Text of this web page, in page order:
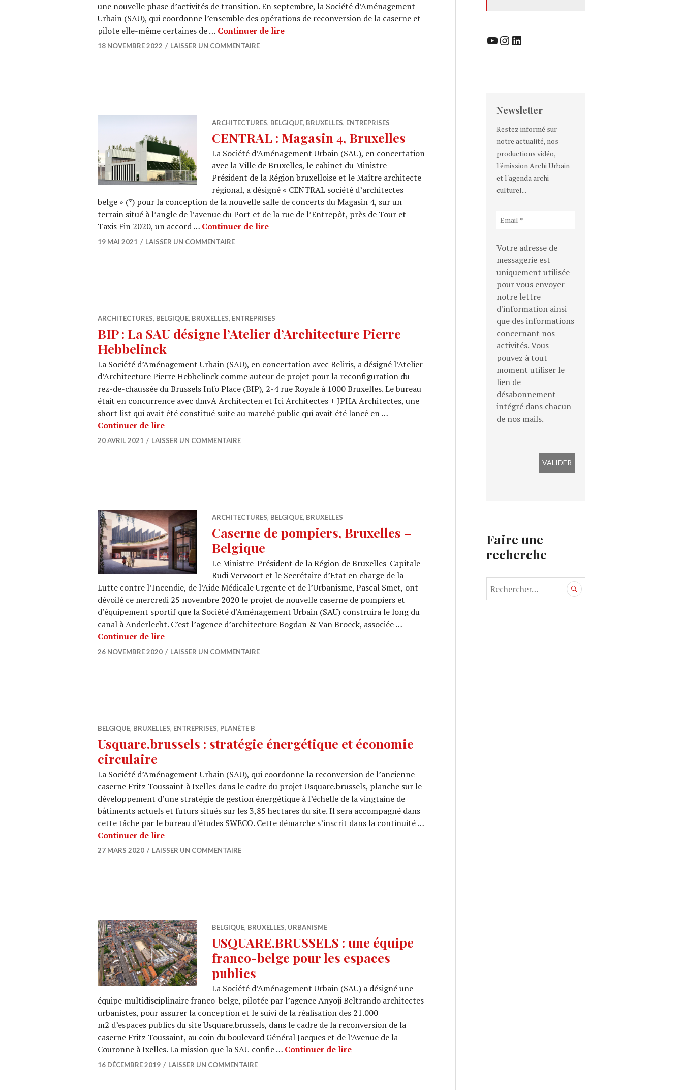
une nouvelle phase d’activités de transition. En septembre, la Société d’Aménagement
Urbain (SAU), qui coordonne l’ensemble des opérations de reconversion de la caserne et
pilote elle-même certaines de … Continuer de lireUSQUARE.BRUSSELS : nouvelles étapes et nouvelle phase d’occupations temporaires
18 NOVEMBRE 2022 LAISSER UN COMMENTAIRE
ARCHITECTURES, BELGIQUE, BRUXELLES, ENTREPRISES
CENTRAL : Magasin 4, Bruxelles
La Société d’Aménagement Urbain (SAU), en concertation
avec la Ville de Bruxelles, le cabinet du Ministre-
Président de la Région bruxelloise et le Maître architecte
régional, a désigné « CENTRAL société d’architectes
belge » (*) pour la conception de la nouvelle salle de concerts du Magasin 4, sur un
terrain situé à l’angle de l’avenue du Port et de la rue de l’Entrepôt, près de Tour et
Taxis Fin 2020, un accord … Continuer de lireCENTRAL : Magasin 4, Bruxelles
19 MAI 2021 LAISSER UN COMMENTAIRE
ARCHITECTURES, BELGIQUE, BRUXELLES, ENTREPRISES
BIP : La SAU désigne l’Atelier d’Architecture Pierre
Hebbelinck
La Société d’Aménagement Urbain (SAU), en concertation avec Beliris, a désigné l’Atelier
d’Architecture Pierre Hebbelinck comme auteur de projet pour la reconfiguration du
rez-de-chaussée du Brussels Info Place (BIP), 2-4 rue Royale à 1000 Bruxelles. Le bureau
était en concurrence avec dmvA Architecten et Ici Architectes + JPHA Architectes, une
short list qui avait été constitué suite au marché public qui avait été lancé en …
Continuer de lireBIP : La SAU désigne l’Atelier d’Architecture Pierre Hebbelinck
20 AVRIL 2021 LAISSER UN COMMENTAIRE
ARCHITECTURES, BELGIQUE, BRUXELLES
Caserne de pompiers, Bruxelles –
Belgique
Le Ministre-Président de la Région de Bruxelles-Capitale
Rudi Vervoort et le Secrétaire d’Etat en charge de la
Lutte contre l’Incendie, de l’Aide Médicale Urgente et de l’Urbanisme, Pascal Smet, ont
dévoilé ce mercredi 25 novembre 2020 le projet de nouvelle caserne de pompiers et
d’équipement sportif que la Société d’Aménagement Urbain (SAU) construira le long du
canal à Anderlecht. C’est l’agence d’architecture Bogdan & Van Broeck, associée …
Continuer de lireCaserne de pompiers, Bruxelles – Belgique
26 NOVEMBRE 2020 LAISSER UN COMMENTAIRE
BELGIQUE, BRUXELLES, ENTREPRISES, PLANÈTE B
Usquare.brussels : stratégie énergétique et économie
circulaire
La Société d’Aménagement Urbain (SAU), qui coordonne la reconversion de l’ancienne
caserne Fritz Toussaint à Ixelles dans le cadre du projet Usquare.brussels, planche sur le
développement d’une stratégie de gestion énergétique à l’échelle de la vingtaine de
bâtiments actuels et futurs situés sur les 3,85 hectares du site. Il sera accompagné dans
cette tâche par le bureau d’études SWECO. Cette démarche s’inscrit dans la continuité …
Continuer de lireUsquare.brussels : stratégie énergétique et économie circulaire
27 MARS 2020 LAISSER UN COMMENTAIRE
BELGIQUE, BRUXELLES, URBANISME
USQUARE.BRUSSELS : une équipe
franco-belge pour les espaces
publics
La Société d’Aménagement Urbain (SAU) a désigné une
équipe multidisciplinaire franco-belge, pilotée par l’agence Anyoji Beltrando architectes
urbanistes, pour assurer la conception et le suivi de la réalisation des 21.000
m2 d’espaces publics du site Usquare.brussels, dans le cadre de la reconversion de la
caserne Fritz Toussaint, au coin du boulevard Général Jacques et de l’Avenue de la
Couronne à Ixelles. La mission que la SAU confie … Continuer de lireUSQUARE.BRUSSELS : une équipe franco-belge pour les espaces publics
16 DÉCEMBRE 2019 LAISSER UN COMMENTAIRE
YouTube InstagramLinkedIn
Newsletter
Restez informé sur
notre actualité, nos
productions vidéo,
l'émission Archi Urbain
et l'agenda archi-
culturel...
Votre adresse de
messagerie est
uniquement utilisée
pour vous envoyer
notre lettre
d'information ainsi
que des informations
concernant nos
activités. Vous
pouvez à tout
moment utiliser le
lien de
désabonnement
intégré dans chacun
de nos mails.
Faire une
recherche